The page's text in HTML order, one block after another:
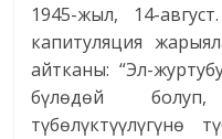
1945-жыл, 14-
капитуляция
айтканы: “Эл-
бүлөдөй
түбөлүктүүлүгүнө